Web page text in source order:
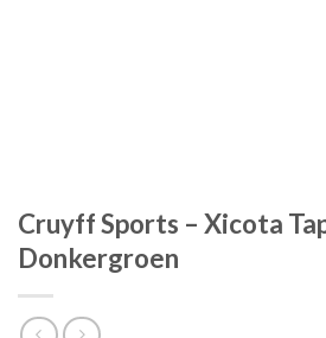
Cruyff Sports – Xicota
Donkergroen